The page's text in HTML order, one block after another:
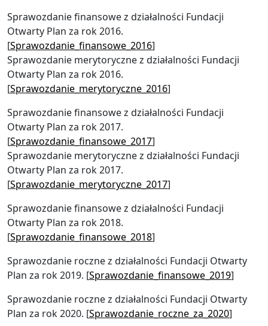
Sprawozdanie finansowe z działalności Fundacji
Otwarty Plan za rok 2016.
[Sprawozdanie_finansowe_2016]
Sprawozdanie merytoryczne z działalności Fundacji
Otwarty Plan za rok 2016.
[Sprawozdanie_merytoryczne_2016]
Sprawozdanie finansowe z działalności Fundacji
Otwarty Plan za rok 2017.
[Sprawozdanie_finansowe_2017]
Sprawozdanie merytoryczne z działalności Fundacji
Otwarty Plan za rok 2017.
[Sprawozdanie_merytoryczne_2017]
Sprawozdanie finansowe z działalności Fundacji
Otwarty Plan za rok 2018.
[Sprawozdanie_finansowe_2018]
Sprawozdanie roczne z działalności Fundacji Otwarty
Plan za rok 2019. [Sprawozdanie_finansowe_2019]
Sprawozdanie roczne z działalności Fundacji Otwarty
Plan za rok 2020. [Sprawozdanie_roczne_za_2020]